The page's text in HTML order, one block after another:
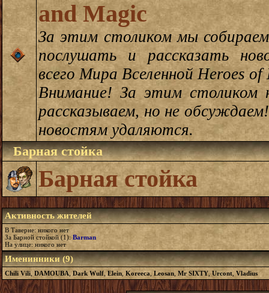
and Magic
За этим столиком мы
послушать и рассказать
всего Мира Вселенной Heroes
Внимание! За этим столиком
рассказываем, но не
новостям удаляются.
Барная стойка
Барная стойка
Активность жителей
В Таверне: никого нет
За Барной стойкой (1):Barman
На улице: никого нет
Именинники (9)
Chili Vili DAMOUBA ,Dark Wulf ,Elein Koreeca Leosan Mr SIXTY ,Urcont, Vladius